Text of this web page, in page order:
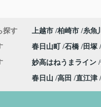
探す 上越市 柏崎市 糸魚
春日山町 石橋 田塚
妙高はねうまライン
春日山 高田 直江津